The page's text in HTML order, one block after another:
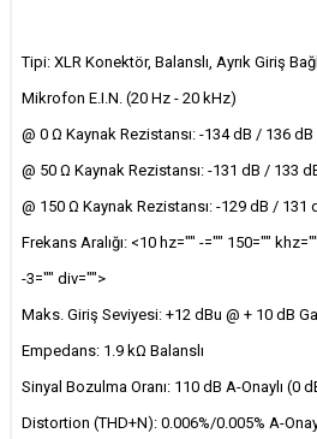
Tipi: XLR Konektör, Balanslı, Ayrık Giriş
Mikrofon E.I.N. (20 Hz - 20 kHz)
@ 0 Ω Kaynak Rezistansı: -134 dB / 136 dB
@ 50 Ω Kaynak Rezistansı: -131 dB / 133
@ 150 Ω Kaynak Rezistansı: -129 dB / 131
Frekans Aralığı: <10 hz="" -="" 150=""
-3="" div="">
Maks. Giriş Seviyesi: +12 dBu @ + 10 dB
Empedans: 1.9 kΩ Balanslı
Sinyal Bozulma Oranı: 110 dB A-Onaylı (0
Distortion (THD+N): 0.006%/0.005% A-